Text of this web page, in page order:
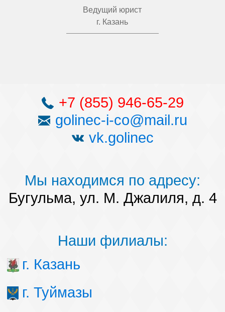
Ведущий юрист
г. Казань
+7 (855) 946-65-29
golinec-i-co@mail.ru
vk.golinec
Мы находимся по адресу:
Бугульма, ул. М. Джалиля, д. 4
Наши филиалы:
г. Казань
г. Туймазы